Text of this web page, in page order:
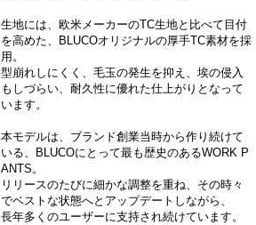
生地には、欧米メーカーのTC生地と比べて目付
を高めた、BLUCOオリジナルの厚手TC素材を採
用。
型崩れしにくく、毛玉の発生を抑え、埃の侵入
もしづらい、耐久性に優れた仕上がりとなって
います。
本モデルは、ブランド創業当時から作り続けて
いる、BLUCOにとって最も歴史のあるWORK P
ANTS。
リリースのたびに細かな調整を重ね、その時々
でベストな状態へとアップデートしながら、
長年多くのユーザーに支持され続けています。